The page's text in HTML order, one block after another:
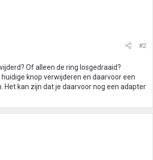
#2
Of alleen de ring losgedraaid?
huidige knop verwijderen en daarvoor een
Het kan zijn dat je daarvoor nog een adapter